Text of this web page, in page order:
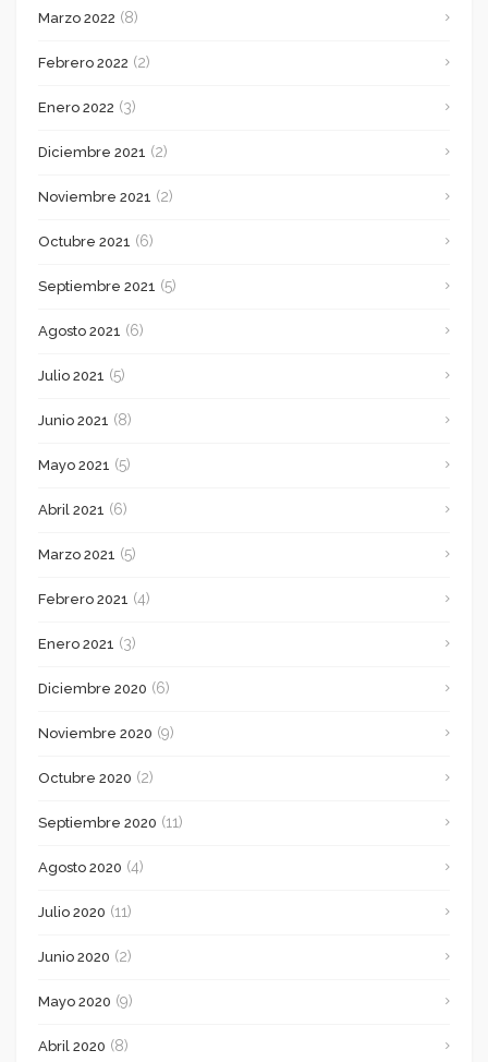
Marzo 2022 (8)
Febrero 2022 (2)
Enero 2022 (3)
Diciembre 2021 (2)
Noviembre 2021 (2)
Octubre 2021 (6)
Septiembre 2021 (5)
Agosto 2021 (6)
Julio 2021 (5)
Junio 2021 (8)
Mayo 2021 (5)
Abril 2021 (6)
Marzo 2021 (5)
Febrero 2021 (4)
Enero 2021 (3)
Diciembre 2020 (6)
Noviembre 2020 (9)
Octubre 2020 (2)
Septiembre 2020 (11)
Agosto 2020 (4)
Julio 2020 (11)
Junio 2020 (2)
Mayo 2020 (9)
Abril 2020 (8)